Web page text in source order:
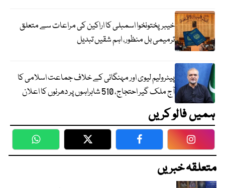
خیبرپختونخوا اسمبلی کا اراکین کی مراعات سے متعلق
ترمیمی بل منظور، اہم شقیں تبدیل
پیٹرولیم لیوی اور مہنگائی کے خلاف جماعت اسلامی کا
آج ملک گیر احتجاج، 510 شاہراہوں پر دھرنوں کا اعلان
ہمیں فالو کریں
WhatsApp Twitter Facebook
متعلقہ خبریں